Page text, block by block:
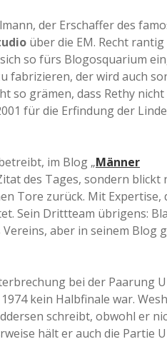
der Erschaffer des
über die EM. Recht
so fürs Blogosquarium
fabrizieren, der wird auch
so grämen, dass Rethy nicht
für die Erfindung der
im Blog „Männer
des Tages, sondern blickt
Tore zurück. Mit Expertise,
Sein Drittteam übrigens:
aber in seinem Blog
bei der Paarung
kein Halbfinale war.
schreibt, obwohl er
hält er auch die Partie